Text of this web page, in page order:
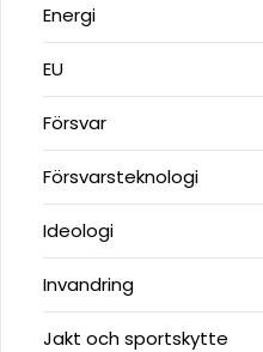
Energi
EU
Försvar
Försvarsteknologi
Ideologi
Invandring
Jakt och sportskytte